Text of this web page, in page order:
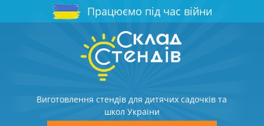
Працюємо під час війни
Виготовлення стендів для дитячих садочків та
школ України